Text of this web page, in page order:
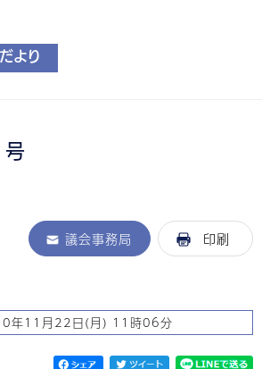
より
議会事務局 印刷
年11月22日(月) 11時06分